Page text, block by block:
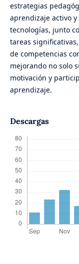
estrategias
aprendizaje activo
tecnologías, junto
tareas
de competencias
mejorando no solo
motivación y
aprendizaje.
Descargas